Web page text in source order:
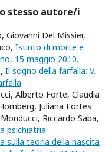
stesso autore/i
Giovanni Del Missier,
Istinto di morte e
15 maggio 2010.
, Il sogno della farfalla: V.
Alberto Forte, Claudia
Juliana Fortes
Riccardo Saba,
psichiatria
sulla teoria della nascita